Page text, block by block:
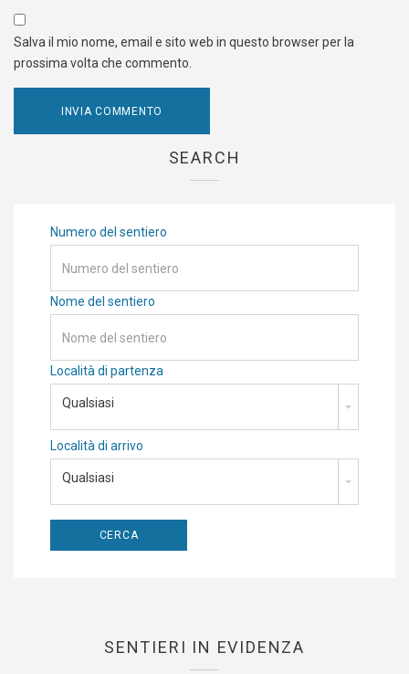
Salva il mio nome, email e sito web in questo browser per la
prossima volta che commento.
SEARCH
Numero del sentiero
Nome del sentiero
Località di partenza
Qualsiasi
Località di arrivo
Qualsiasi
SENTIERI IN EVIDENZA